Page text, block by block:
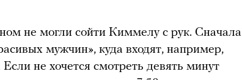
не могли сойти Киммелу с рук. Сначала
мужчин», куда входят, например,
не хочется смотреть девять минут